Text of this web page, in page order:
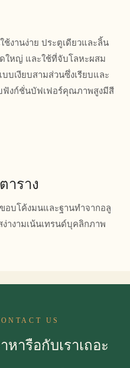
านง่าย ประตูเดียวและลิ้น
ใหญ่ และใช้ที่จับโลหะผสม
บเงียบสามส่วนซึ่งเรียบและ
ฟังก์ชั่นบัฟเฟอร์คุณภาพสูงมีสี
าราง
อบโค้งมนและฐานทำจากอลู
างามเน้นเทรนด์บุคลิกภาพ
US
ารือกับเราเถอะ